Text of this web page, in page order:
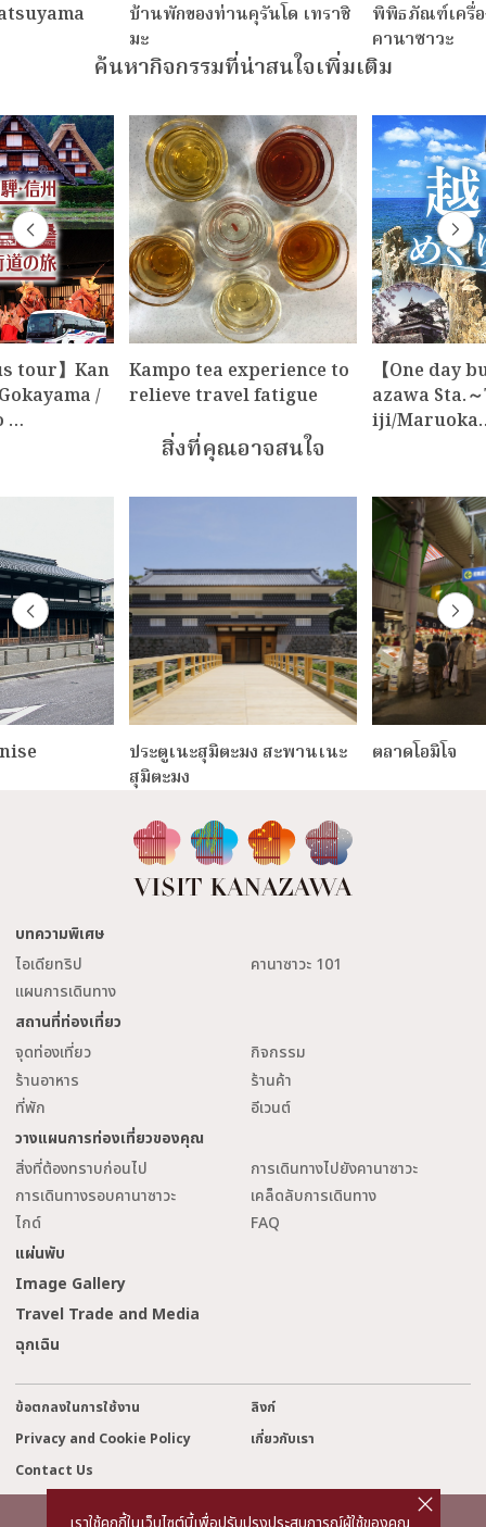
บ้านพักของท่านคุรันโด เทราชิ
มะ
พิพิธภัณฑ์เครื่
คานาซาวะ
ค้นหากิจกรรมที่น่าสนใจเพิ่มเติม
tour】Kan
/
…
Kampo tea experience to
relieve travel fatigue
【One day
azawa Sta.
iji/
สิ่งที่คุณอาจสนใจ
ประตูเนะสุมิตะมง สะพานเนะ
สุมิตะมง
ตลาดโอมิโจ
บทความพิเศษ
ไอเดียทริป
คานาซาวะ 101
แผนการเดินทาง
สถานที่ท่องเที่ยว
จุดท่องเที่ยว
กิจกรรม
ร้านอาหาร
ร้านค้า
ที่พัก
อีเวนต์
วางแผนการท่องเที่ยวของคุณ
สิ่งที่ต้องทราบก่อนไป
การเดินทางไปยังคานาซาวะ
การเดินทางรอบคานาซาวะ
เคล็ดลับการเดินทาง
ไกด์
FAQ
แผ่นพับ
Image Gallery
Travel Trade and Media
ฉุกเฉิน
ข้อตกลงในการใช้งาน
ลิงก์
Privacy and Cookie Policy
เกี่ยวกับเรา
Contact Us
o
s